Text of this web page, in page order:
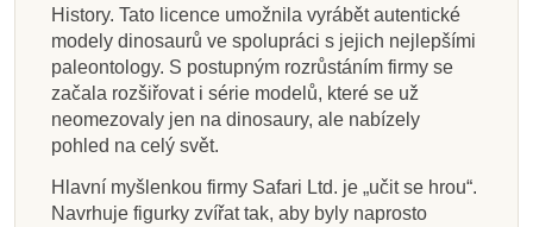
History. Tato licence umožnila vyrábět autentické
modely dinosaurů ve spolupráci s jejich nejlepšími
paleontology. S postupným rozrůstáním firmy se
začala rozšiřovat i série modelů, které se už
neomezovaly jen na dinosaury, ale nabízely
pohled na celý svět.
Hlavní myšlenkou firmy Safari Ltd. je „učit se hrou“.
Navrhuje figurky zvířat tak, aby byly naprosto